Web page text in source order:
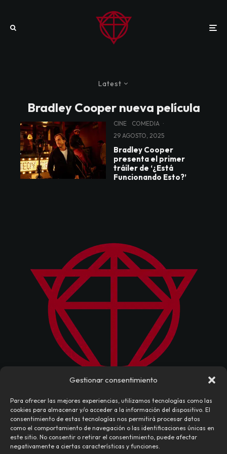
Gestionar consentimiento
Para ofrecer las mejores experiencias, utilizamos tecnologías como las
cookies para almacenar y/o acceder a la información del dispositivo. El
consentimiento de estas tecnologías nos permitirá procesar datos
como el comportamiento de navegación o las identificaciones únicas en
este sitio. No consentir o retirar el consentimiento, puede afectar
negativamente a ciertas características y funciones.
Latest
Bradley Cooper nueva película
CINE COMEDIA ·
29 AGOSTO, 2025
Bradley Cooper
presenta el primer
tráiler de ‘¿Está
Funcionando Esto?’